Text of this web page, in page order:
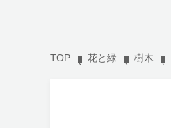
TOP 花と緑 樹木